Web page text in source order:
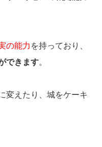
の能力 を持っており、
できます。
変えたり、城をケーキ